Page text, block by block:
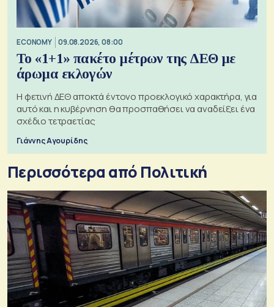
ECONOMY 09.08.2026, 08:00
Το «1+1» πακέτο μέτρων της ΔΕΘ με
άρωμα εκλογών
Η φετινή ΔΕΘ αποκτά έντονο προεκλογικό χαρακτήρα, για
αυτό και η κυβέρνηση θα προσπαθήσει να αναδείξει ένα
σχέδιο τετραετίας
Γιάννης Αγουρίδης
Περισσότερα από Πολιτική